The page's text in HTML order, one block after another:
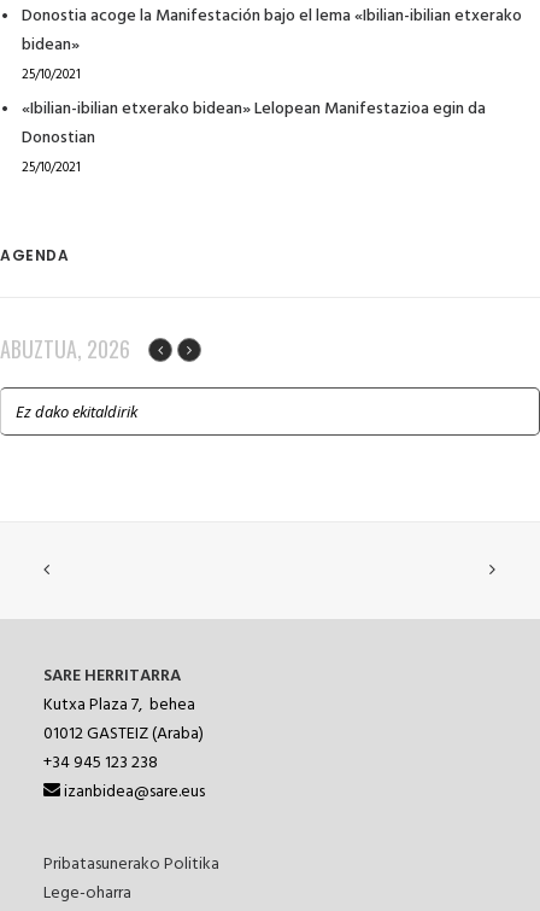
Donostia acoge la Manifestación bajo el lema «Ibilian-ibilian etxerako
bidean»
25/10/2021
«Ibilian-ibilian etxerako bidean» Lelopean Manifestazioa egin da
Donostian
25/10/2021
AGENDA
ABUZTUA, 2026
Ez dako ekitaldirik
SARE HERRITARRA
Kutxa Plaza 7, behea
01012GASTEIZ (Araba)
+34 945 123 238
izanbidea@sare.eus
Pribatasunerako Politika
Lege-oharra